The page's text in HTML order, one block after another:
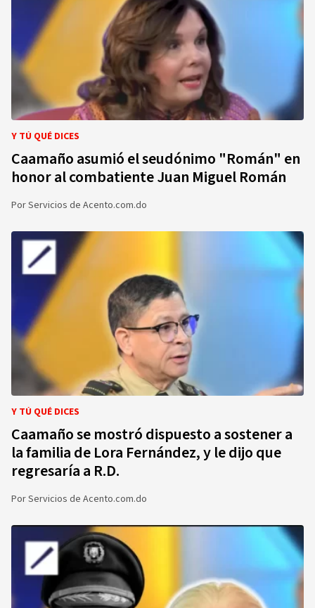
Y TÚ QUÉ DICES
Caamaño asumió el seudónimo "Román" en
honor al combatiente Juan Miguel Román
PorServicios de Acento.com.do
Y TÚ QUÉ DICES
Caamaño se mostró dispuesto a sostener a
la familia de Lora Fernández, y le dijo que
regresaría a R.D.
PorServicios de Acento.com.do